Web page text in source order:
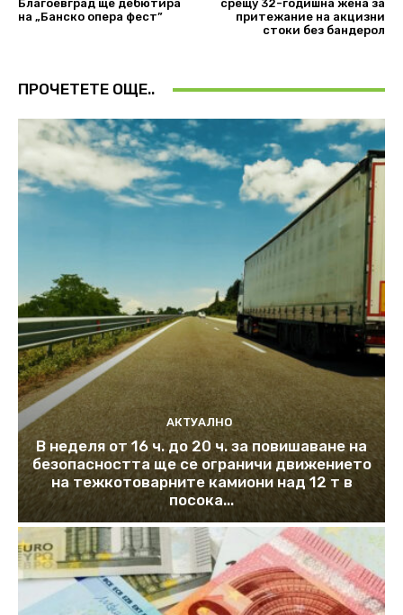
Благоевград ще дебютира
на „Банско опера фест”
срещу 32-годишна жена за
притежание на акцизни
стоки без бандерол
ПРОЧЕТЕТЕ ОЩЕ..
АКТУАЛНО
В неделя от 16 ч. до 20 ч. за повишаване на
безопасността ще се ограничи движението
на тежкотоварните камиони над 12 т в
посока...